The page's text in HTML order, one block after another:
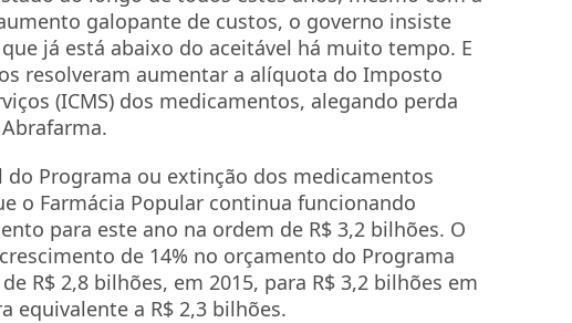
galopante de custos, o governo insiste
já está abaixo do aceitável há muito tempo. E
resolveram aumentar a alíquota do Imposto
(ICMS) dos medicamentos, alegando perda
Programa ou extinção dos medicamentos
o Farmácia Popular continua funcionando
para este ano na ordem de R$ 3,2 bilhões. O
de 14% no orçamento do Programa
R$ 2,8 bilhões, em 2015, para R$ 3,2 bilhões em
equivalente a R$ 2,3 bilhões.